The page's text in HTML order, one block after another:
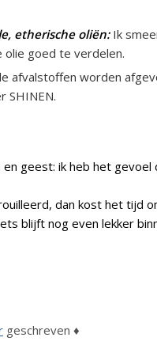
etherische oliën:Ik
goed te verdelen.
afvalstoffen worden
SHINEN.
en geest: ik heb het
dan kost het tijd
blijft nog even lekker
geschreven ♦